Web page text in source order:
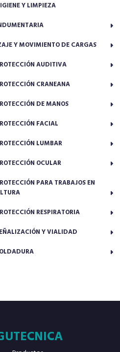
Y LIMPIEZA
Y MOVIMIENTO DE CARGAS
AUDITIVA
CRANEANA
DE MANOS
FACIAL
LUMBAR
OCULAR
PARA TRABAJOS EN
RESPIRATORIA
Y VIALIDAD